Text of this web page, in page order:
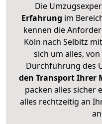
Die
Erfahrung im
kennen die
Köln nach Selbitz
sich um alles,
Durchführung des
den Transport Ihrer
packen alles sicher
alles rechtzeitig an